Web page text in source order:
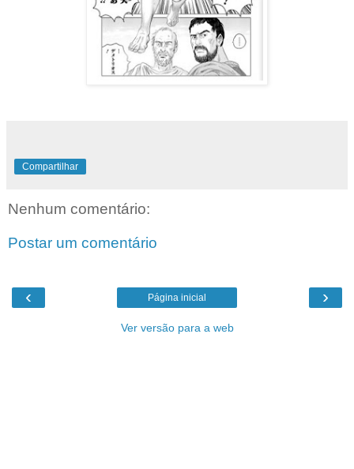
Compartilhar
Nenhum comentário:
Postar um comentário
‹ ›
Página inicial
Ver versão para a web